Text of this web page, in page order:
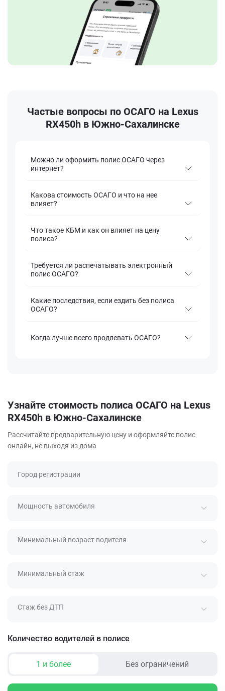
Частые вопросы по ОСАГО на Lexus
RX450h в Южно-Сахалинске
Можно ли оформить полис ОСАГО через
интернет?
Какова стоимость ОСАГО и что на нее
влияет?
Что такое КБМ и как он влияет на цену
полиса?
Требуется ли распечатывать электронный
полис ОСАГО?
Какие последствия, если ездить без полиса
ОСАГО?
Когда лучше всего продлевать ОСАГО?
Узнайте стоимость полиса ОСАГО на Lexus
RX450h в Южно-Сахалинске
Рассчитайте предварительную цену и оформляйте полис
онлайн, не выходя из дома
Город регистрации
Мощность автомобиля
Минимальный возраст водителя
Минимальный стаж
Стаж без ДТП
Количество водителей в полисе
1 и более Без ограничений